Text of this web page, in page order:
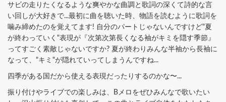
サビの走りたくなるような爽やかな曲調と歌詞の深くて詩的な言
い回しが大好きで...最初に曲を聴いた時、物語を読むように歌詞を
噛み締めたのを覚えてます! 自分のパートじゃないんですけど"夏
が終わっていく"表現が『次第次第長くなる袖がキミを隠す季節』
ってすごく素敵じゃないですか? 夏が終わりみんな半袖から長袖に
なって、"キミ"が隠れていってしまうんですね...
四季がある国だから使える表現だったりするのかな〜...
振り付けやライブでの楽しみは、Bメロをぜひみんなで歌いたい